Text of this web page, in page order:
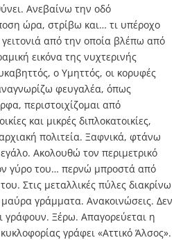
Ανεβαίνω την οδό
ώρα, στρίβω και… τι υπέροχο
από την οποία βλέπω από
εικόνα της νυχτερινής
ο Υμηττός, οι κορυφές
φευγαλέα, όπως
περιστοιχίζομαι από
και μικρές διπλοκατοικίες,
πολιτεία. Ξαφνικά, φτάνω
Ακολουθώ τον περιμετρικό
γύρο του… περνώ μπροστά από
Στις μεταλλικές πύλες διακρίνω
γράμματα. Ανακοινώσεις. Δεν
γράφουν. Ξέρω. Απαγορεύεται η
γράφει «Αττικό Άλσος».